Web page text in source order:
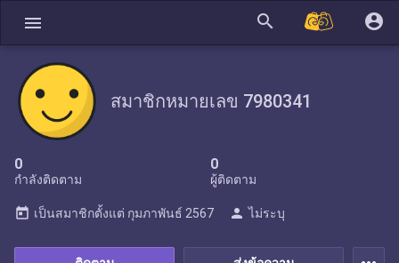
menu search account_circle
สมาชิกหมายเลข 7980341
0
กำลังติดตาม
0
ผู้ติดตาม
today เป็นสมาชิกตั้งแต่ กุมภาพันธ์ 2567 person ไม่ระบุ